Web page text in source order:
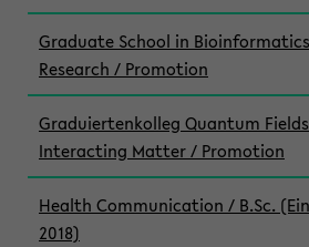
Graduate School in
Research / Promotion
Graduiertenkolleg Quantum
Interacting Matter / Promotion
Health Communication / B.Sc.
2018)